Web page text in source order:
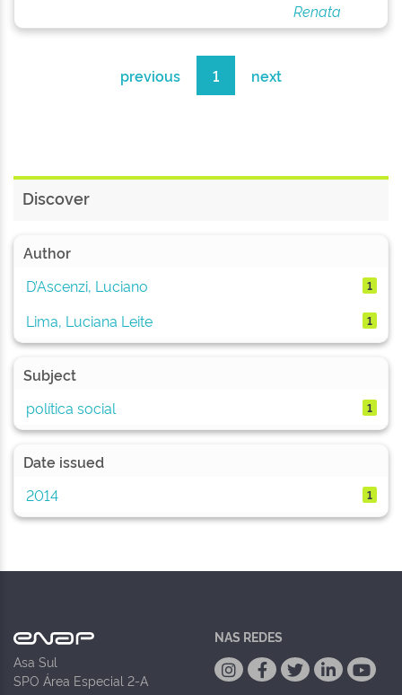
Renata
previous 1 next
Discover
Author
D’Ascenzi, Luciano
1
Lima, Luciana Leite 1
Subject
política social
1
Date issued
2014
1
Asa Sul
SPO Área Especial 2-A
NAS REDES